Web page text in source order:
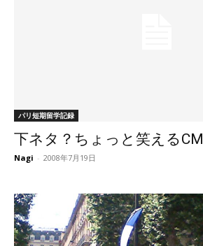
パリ短期留学記録
下ネタ？ちょっと笑えるCM
Nagi - 2008年7月19日